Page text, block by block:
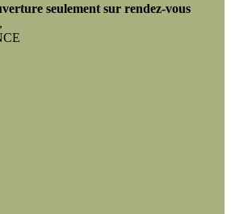
seulement sur rendez-vous